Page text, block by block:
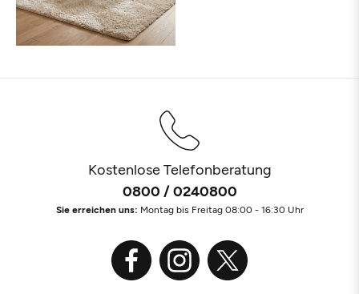
Kostenlose Telefonberatung
0800 / 0240800
Sie erreichen uns: Montag bis Freitag 08:00 - 16:30 Uhr